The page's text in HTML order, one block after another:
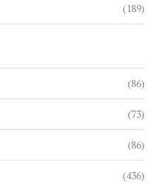
(189)
(86)
(73)
(86)
(436)